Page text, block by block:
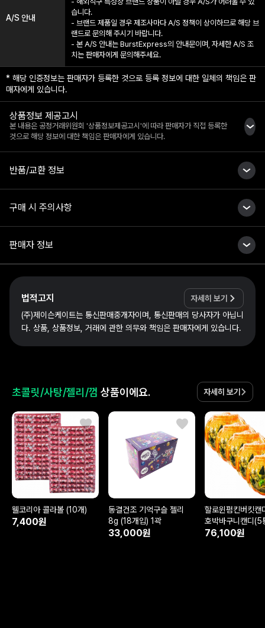
A/S 안내
습니다.
- 브랜드 제품일 경우 제조사마다 A/S 정책이 상이하므로 해당 브
랜드로 문의해 주시기 바랍니다.
- 본 A/S 안내는 BurstExpress의 안내문이며, 자세한 A/S 조
치는 판매자에게 문의해주세요.
* 해당 인증정보는 판매자가 등록한 것으로 등록 정보에 대한 일체의 책임은 판
매자에게 있습니다.
상품정보 제공고시
본 내용은 공정거래위원회 '상품정보제공고시'에 따라 판매자가 직접 등록한
것으로 해당 정보에 대한 책임은 판매자에게 있습니다.
반품/교환 정보
구매 시 주의사항
판매자 정보
법적고지
자세히 보기
(주)제이슨케이트는 통신판매중개자이며, 통신판매의 당사자가 아닙니
다. 상품, 상품정보, 거래에 관한 의무와 책임은 판매자에게 있습니다.
초콜릿/사탕/젤리/껌 상품이에요. 자세히 보기
웰코리아 콜라볼 (10개)
7,400원
동결건조 기억구슬 젤리
8g (18개입) 1곽
33,000원
할로윈펌킨버킷캔
호박바구니캔디(5
76,100원